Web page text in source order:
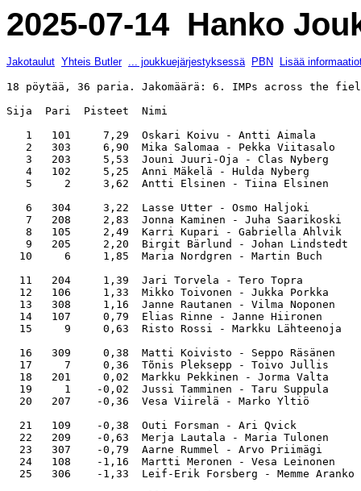
2025-07-14 Hanko
Jakotaulut Yhteis Butler ... joukkuejärjestyksessä PBN Lisää
18 pöytää, 36 paria. Jakomäärä: 6. IMPs across the
Sija  Pari  Pisteet  Nimi
1   101     7,29  Oskari Koivu - Antti
2   303     6,90  Mika Salomaa - Pekka
3   203     5,53  Jouni Juuri-Oja -
4   102     5,25  Anni Mäkelä - Hulda Nyberg
5     2     3,62  Antti Elsinen - Tiina
6   304     3,22  Lasse Utter - Osmo
7   208     2,83  Jonna Kaminen - Juha
8   105     2,49  Karri Kupari - Gabriella
9   205     2,20  Birgit Bärlund - Johan
10     6     1,85  Maria Nordgren - Martin
11   204     1,39  Jari Torvela - Tero
12   106     1,33  Mikko Toivonen - Jukka Porkka
13   308     1,16  Janne Rautanen - Vilma
14   107     0,79  Elias Rinne - Janne
15     9     0,63  Risto Rossi - Markku
16   309     0,38  Matti Koivisto - Seppo
17     7     0,36  Tõnis Pleksepp - Toivo
18   201     0,02  Markku Pekkinen - Jorma
19     1    -0,02  Jussi Tamminen - Taru
20   207    -0,36  Vesa Viirelä - Marko Yltiö
21   109    -0,38  Outi Forsman - Ari Qvick
22   209    -0,63  Merja Lautala - Maria
23   307    -0,79  Aarne Rummel - Arvo
24   108    -1,16  Martti Meronen - Vesa
25   306    -1,33  Leif-Erik Forsberg -